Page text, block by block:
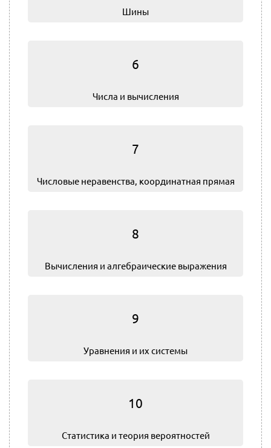
Шины
6
Числа и вычисления
7
Числовые неравенства, координатная прямая
8
Вычисления и алгебраические выражения
9
Уравнения и их системы
10
Статистика и теория вероятностей